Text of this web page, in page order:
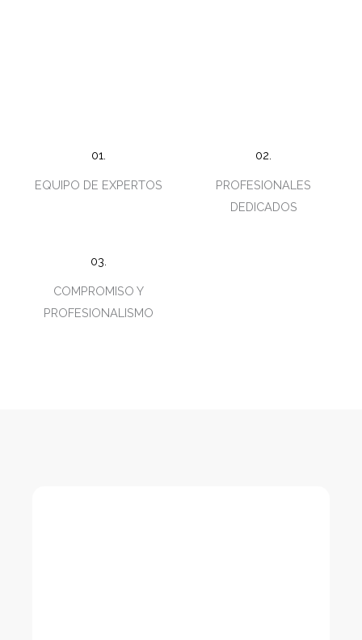
01.
EQUIPO DE EXPERTOS
02.
PROFESIONALES
DEDICADOS
03.
COMPROMISO Y
PROFESIONALISMO